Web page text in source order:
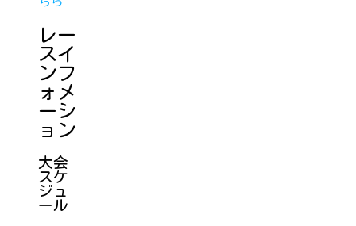
レー
スイ
ンフ
ォメ
ーシ
ョン
大会
スケ
ジュ
ール